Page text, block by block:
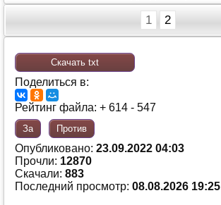
1 2
Скачать txt
Поделиться в:
Рейтинг файла: + 614 - 547
За Против
Опубликовано: 23.09.2022 04:03
Прочли: 12870
Скачали: 883
Последний просмотр: 08.08.2026 19:25